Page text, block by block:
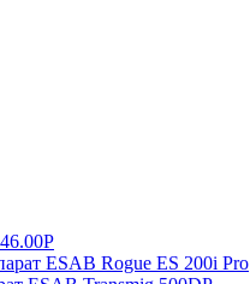
ESAB Rogue ES 200i Pro